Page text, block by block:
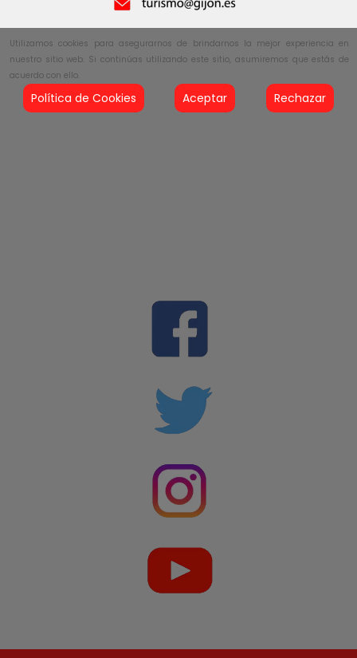
Utilizamos cookies para asegurarnos de brindarnos la mejor experiencia en
nuestro sitio web. Si continúas utilizando este sitio, asumiremos que estás de
acuerdo con ello.
Política de Cookies Aceptar Rechazar